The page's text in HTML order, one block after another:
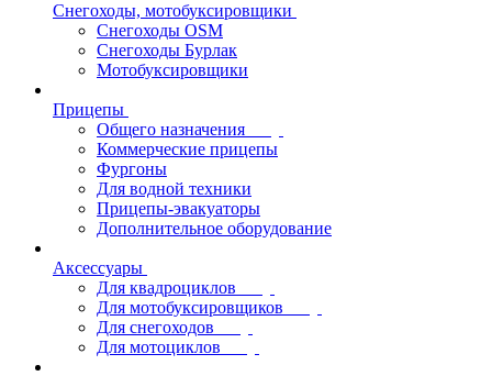
Снегоходы, мотобуксировщики
Снегоходы OSM
Снегоходы Бурлак
Мотобуксировщики
Прицепы
Общего назначения
Коммерческие прицепы
Фургоны
Для водной техники
Прицепы-эвакуаторы
Дополнительное оборудование
Аксессуары
Для квадроциклов
Для мотобуксировщиков
Для снегоходов
Для мотоциклов